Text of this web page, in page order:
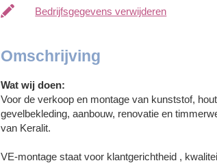
Bedrijfsgegevens verwijderen
Omschrijving
Wat wij doen:
Voor de verkoop en montage van kunststof,
gevelbekleding, aanbouw, renovatie en
van Keralit.
VE-montage staat voor klantgerichtheid ,